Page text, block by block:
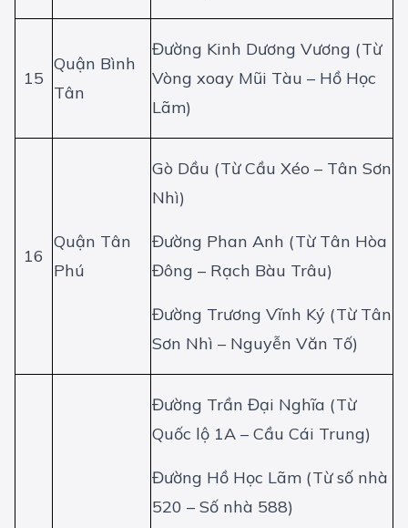
15
Quận Bình
Tân
Đường Kinh Dương Vương (Từ
Vòng xoay Mũi Tàu – Hồ Học
Lãm)
16
Quận Tân
Phú
Gò Dầu (Từ Cầu Xéo – Tân Sơn
Nhì)
Đường Phan Anh (Từ Tân Hòa
Đông – Rạch Bàu Trâu)
Đường Trương Vĩnh Ký (Từ Tân
Sơn Nhì – Nguyễn Văn Tố)
Đường Trần Đại Nghĩa (Từ
Quốc lộ 1A – Cầu Cái Trung)
Đường Hồ Học Lãm (Từ số nhà
520 – Số nhà 588)